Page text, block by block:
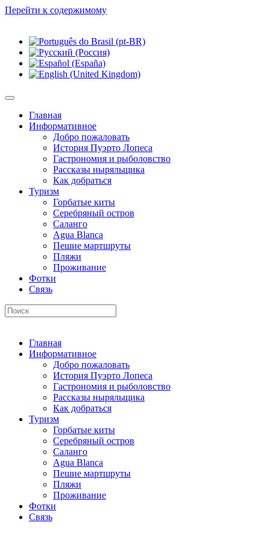
Перейти к содержимому
Главная
Информативное
Добро пожаловать
История Пуэрто Лопеса
Гастрономия и рыболовство
Рассказы ныряльщика
Как добраться
Туризм
Горбатые киты
Серебряный остров
Саланго
Agua Blanca
Пешие мартшруты
Пляжи
Проживание
Фотки
Связь
Главная
Информативное
Добро пожаловать
История Пуэрто Лопеса
Гастрономия и рыболовство
Рассказы ныряльщика
Как добраться
Туризм
Горбатые киты
Серебряный остров
Саланго
Agua Blanca
Пешие мартшруты
Пляжи
Проживание
Фотки
Связь